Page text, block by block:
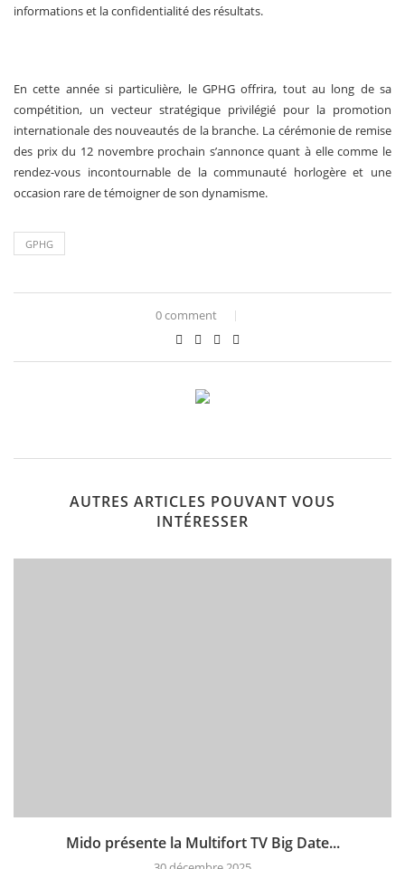
informations et la confidentialité des résultats.
En cette année si particulière, le GPHG offrira, tout au long de sa
compétition, un vecteur stratégique privilégié pour la promotion
internationale des nouveautés de la branche. La cérémonie de remise
des prix du 12 novembre prochain s’annonce quant à elle comme le
rendez-vous incontournable de la communauté horlogère et une
occasion rare de témoigner de son dynamisme.
GPHG
0 comment
AUTRES ARTICLES POUVANT VOUS
INTÉRESSER
Mido présente la Multifort TV Big Date...